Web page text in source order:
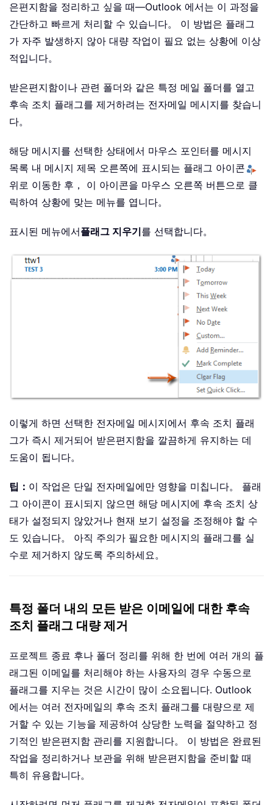
은편지함을 정리하고 싶을 때—Outlook 에서는 이 과정을
간단하고 빠르게 처리할 수 있습니다。 이 방법은 플래그
가 자주 발생하지 않아 대량 작업이 필요 없는 상황에 이상
적입니다。
받은편지함이나 관련 폴더와 같은 특정 메일 폴더를 열고
후속 조치 플래그를 제거하려는 전자메일 메시지를 찾습니
다。
해당 메시지를 선택한 상태에서 마우스 포인터를 메시지
목록 내 메시지 제목 오른쪽에 표시되는 플래그 아이콘
위로 이동한 후， 이 아이콘을 마우스 오른쪽 버튼으로 클
릭하여 상황에 맞는 메뉴를 엽니다。
표시된 메뉴에서플래그 지우기를 선택합니다。
이렇게 하면 선택한 전자메일 메시지에서 후속 조치 플래
그가 즉시 제거되어 받은편지함을 깔끔하게 유지하는 데
도움이 됩니다。
팁： 이 작업은 단일 전자메일에만 영향을 미칩니다。 플래
그 아이콘이 표시되지 않으면 해당 메시지에 후속 조치 상
태가 설정되지 않았거나 현재 보기 설정을 조정해야 할 수
도 있습니다。 아직 주의가 필요한 메시지의 플래그를 실
수로 제거하지 않도록 주의하세요。
특정 폴더 내의 모든 받은 이메일에 대한 후속
조치 플래그 대량 제거
프로젝트 종료 후나 폴더 정리를 위해 한 번에 여러 개의 플
래그된 이메일를 처리해야 하는 사용자의 경우 수동으로
플래그를 지우는 것은 시간이 많이 소요됩니다. Outlook
에서는 여러 전자메일의 후속 조치 플래그를 대량으로 제
거할 수 있는 기능을 제공하여 상당한 노력을 절약하고 정
기적인 받은편지함 관리를 지원합니다。 이 방법은 완료된
작업을 정리하거나 보관을 위해 받은편지함을 준비할 때
특히 유용합니다。